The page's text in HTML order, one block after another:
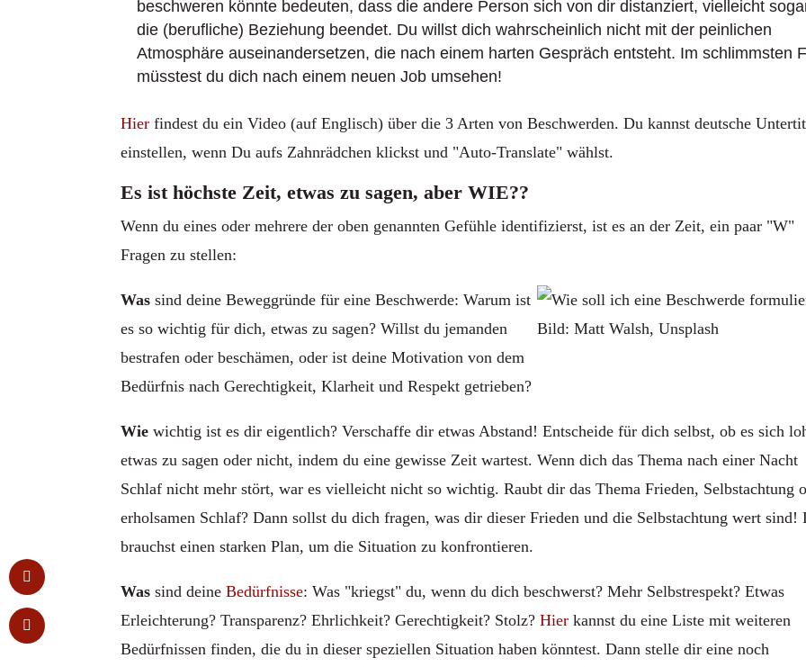
beschweren könnte bedeuten, dass die andere Person sich von dir distanziert, vielleicht
die (berufliche) Beziehung beendet. Du willst dich wahrscheinlich nicht mit der peinlichen
Atmosphäre auseinandersetzen, die nach einem harten Gespräch entsteht. Im schlimmsten
müsstest du dich nach einem neuen Job umsehen!
Hier findest du ein Video (auf Englisch) über die 3 Arten von Beschwerden. Du kannst deutsche
einstellen, wenn Du aufs Zahnrädchen klickst und "Auto-Translate" wählst.
Es ist höchste Zeit, etwas zu sagen, aber WIE??
Wenn du eines oder mehrere der oben genannten Gefühle identifizierst, ist es an der Zeit, ein paar "W"
Fragen zu stellen:
Bild: Matt Walsh, Unsplash
Was sind deine Beweggründe für eine Beschwerde: Warum ist
es so wichtig für dich, etwas zu sagen? Willst du jemanden
bestrafen oder beschämen, oder ist deine Motivation von dem
Bedürfnis nach Gerechtigkeit, Klarheit und Respekt getrieben?
Wie wichtig ist es dir eigentlich? Verschaffe dir etwas Abstand! Entscheide für dich selbst, ob es sich
etwas zu sagen oder nicht, indem du eine gewisse Zeit wartest. Wenn dich das Thema nach einer Nacht
Schlaf nicht mehr stört, war es vielleicht nicht so wichtig. Raubt dir das Thema Frieden, Selbstachtung
erholsamen Schlaf? Dann sollst du dich fragen, was dir dieser Frieden und die Selbstachtung wert sind!
brauchst einen starken Plan, um die Situation zu konfrontieren.
Was sind deineBedürfnisse: Was "kriegst" du, wenn du dich beschwerst? Mehr Selbstrespekt? Etwas
Erleichterung? Transparenz? Ehrlichkeit? Gerechtigkeit? Stolz?Hier kannst du eine Liste mit weiteren
Bedürfnissen finden, die du in dieser speziellen Situation haben könntest. Dann stelle dir eine noch